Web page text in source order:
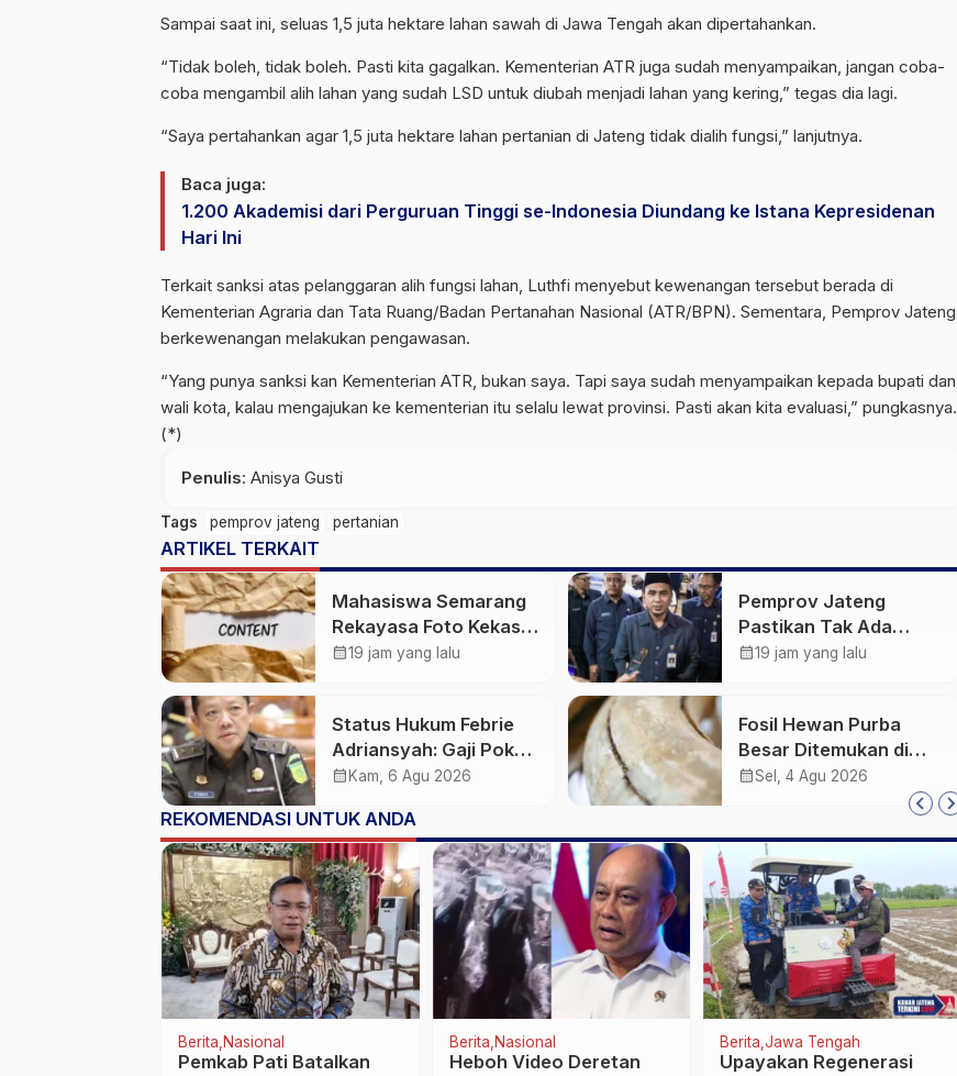
Sampai saat ini, seluas 1,5 juta hektare lahan sawah di Jawa Tengah akan dipertahankan.
“Tidak boleh, tidak boleh. Pasti kita gagalkan. Kementerian ATR juga sudah menyampaikan, jangan coba-
coba mengambil alih lahan yang sudah LSD untuk diubah menjadi lahan yang kering,” tegas dia lagi.
“Saya pertahankan agar 1,5 juta hektare lahan pertanian di Jateng tidak dialih fungsi,” lanjutnya.
Baca juga:
1.200 Akademisi dari Perguruan Tinggi se-Indonesia Diundang ke Istana Kepresidenan
Hari Ini
Terkait sanksi atas pelanggaran alih fungsi lahan, Luthfi menyebut kewenangan tersebut berada di
Kementerian Agraria dan Tata Ruang/Badan Pertanahan Nasional (ATR/BPN). Sementara, Pemprov Jateng
berkewenangan melakukan pengawasan.
“Yang punya sanksi kan Kementerian ATR, bukan saya. Tapi saya sudah menyampaikan kepada bupati dan
wali kota, kalau mengajukan ke kementerian itu selalu lewat provinsi. Pasti akan kita evaluasi,” pungkasnya.
(*)
Penulis: Anisya Gusti
Tags pemprov jateng pertanian
ARTIKEL TERKAIT
Mahasiswa Semarang
Rekayasa Foto Kekasih
Jadi Konten Cabul
calendar_month19 jam yang lalu
Pemprov Jateng
Pastikan Tak Ada
Kendala Pembayaran
ke Daerah
calendar_month19 jam yang lalu
Status Hukum Febrie
Adriansyah: Gaji Pokok
50 Persen Tetap
Disetop Kejagung
calendar_month Kam, 6 Agu 2026
Fosil Hewan Purba
Besar Ditemukan di
Sungai Piji Kudus
calendar_monthSel, 4 Agu 2026
REKOMENDASI UNTUK ANDA
Berita Nasional
Pemkab Pati Batalkan
Berita Nasional
Heboh Video Deretan
Berita Jawa Tengah
Upayakan Regenerasi